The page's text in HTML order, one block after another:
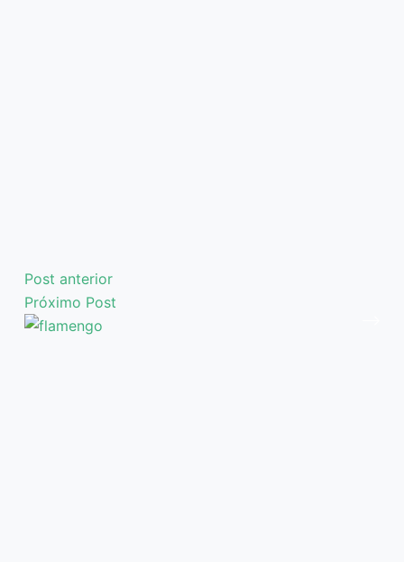
Post anterior
Próximo Post